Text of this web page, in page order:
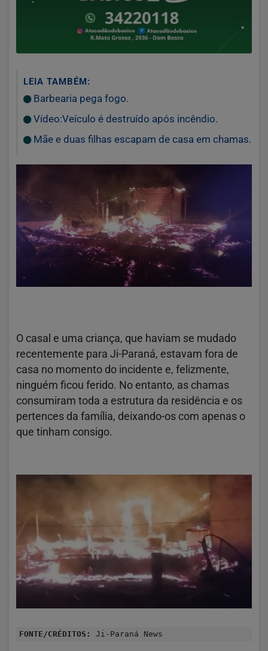
LEIA TAMBÉM:
Barbearia pega fogo.
Vídeo:Veículo é destruído após incêndio.
Mãe e duas filhas escapam de casa em chamas.
O casal e uma criança, que haviam se mudado
recentemente para Ji-Paraná, estavam fora de
casa no momento do incidente e, felizmente,
ninguém ficou ferido. No entanto, as chamas
consumiram toda a estrutura da residência e os
pertences da família, deixando-os com apenas o
que tinham consigo.
FONTE/CRÉDITOS: Ji-Paraná News